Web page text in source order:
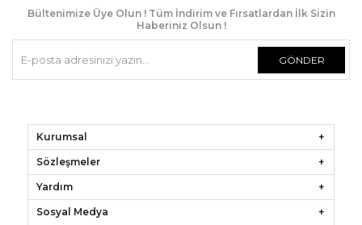
Bültenimize Üye Olun ! Tüm İndirim ve Fırsatlardan İlk Sizin
Haberiniz Olsun !
GÖNDER
Kurumsal
Sözleşmeler
Yardım
Sosyal Medya